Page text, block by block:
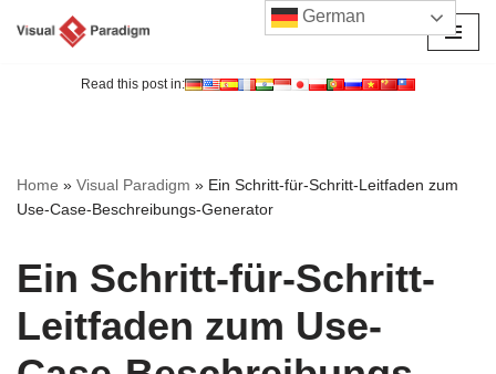
Read this post in:
Home » Visual Paradigm » Ein Schritt-für-Schritt-Leitfaden zum
Use-Case-Beschreibungs-Generator
Ein Schritt-für-Schritt-
Leitfaden zum Use-
German